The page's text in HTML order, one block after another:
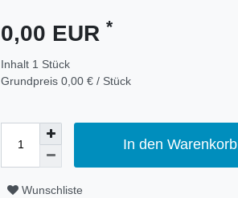
0,00 EUR *
Inhalt 1 Stück
Grundpreis 0,00 € / Stück
In den Warenkorb
Wunschliste